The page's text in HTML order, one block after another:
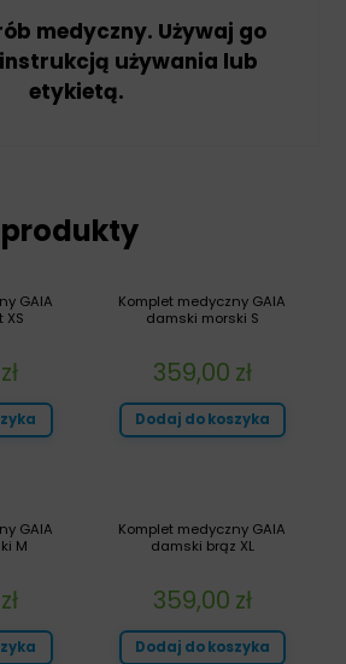
medyczny. Używaj go
używania lub
etykietą.
Komplet medyczny GAIA
damski morski S
359,00 zł
Dodaj do koszyka
GAIA
zł
Komplet medyczny GAIA
damski brąz XL
359,00 zł
Dodaj do koszyka
GAIA
M
zł